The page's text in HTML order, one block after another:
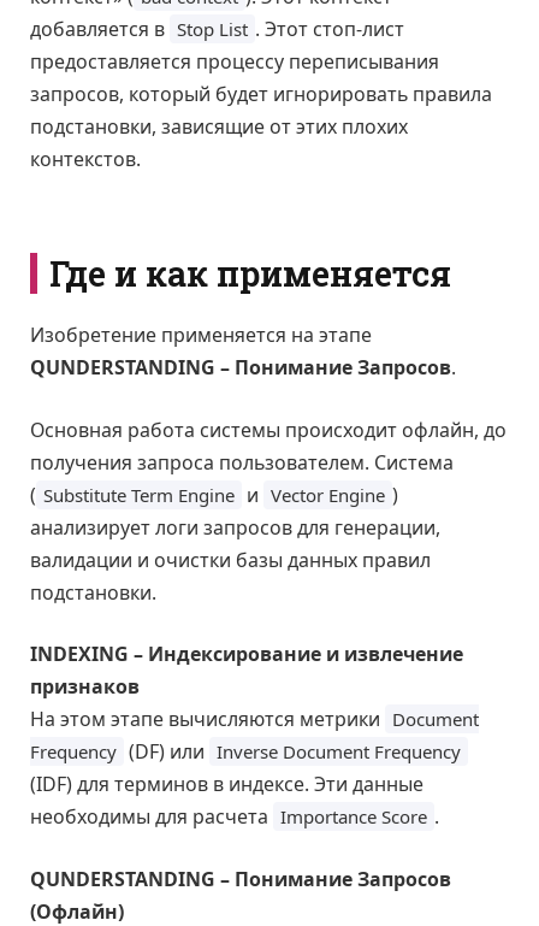
добавляется в Stop List . Этот стоп-лист
предоставляется процессу переписывания
запросов, который будет игнорировать правила
подстановки, зависящие от этих плохих
контекстов.
Где и как применяется
Изобретение применяется на этапе
QUNDERSTANDING – Понимание Запросов.
Основная работа системы происходит офлайн, до
получения запроса пользователем. Система
( Substitute Term Engine и Vector Engine )
анализирует логи запросов для генерации,
валидации и очистки базы данных правил
подстановки.
INDEXING – Индексирование и извлечение
признаков
На этом этапе вычисляются метрики Document
Frequency (DF) или Inverse Document Frequency
(IDF) для терминов в индексе. Эти данные
необходимы для расчета Importance Score .
QUNDERSTANDING – Понимание Запросов
(Офлайн)